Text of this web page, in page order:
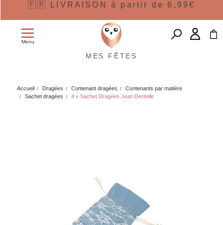
🇫🇷 LIVRAISON à partir de 6,99€
Menu
MES FÊTES
Accueil Dragées Contenant dragées
Contenants par matière
Sachet dragées
4 x Sachet Dragées Jean Dentelle